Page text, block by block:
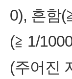
0), 흔함
(≧ 1/
(주어진